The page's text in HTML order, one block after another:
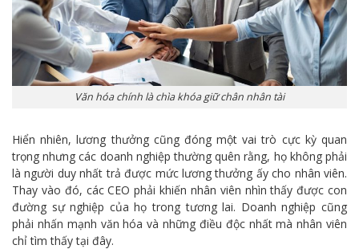
Văn hóa chính là chìa khóa giữ chân nhân tài
Hiển nhiên, lương thưởng cũng đóng một vai trò cực kỳ quan
trọng nhưng các doanh nghiệp thường quên rằng, họ không phải
là người duy nhất trả được mức lương thưởng ấy cho nhân viên.
Thay vào đó, các CEO phải khiến nhân viên nhìn thấy được con
đường sự nghiệp của họ trong tương lai. Doanh nghiệp cũng
phải nhấn mạnh văn hóa và những điều độc nhất mà nhân viên
chỉ tìm thấy tại đây.